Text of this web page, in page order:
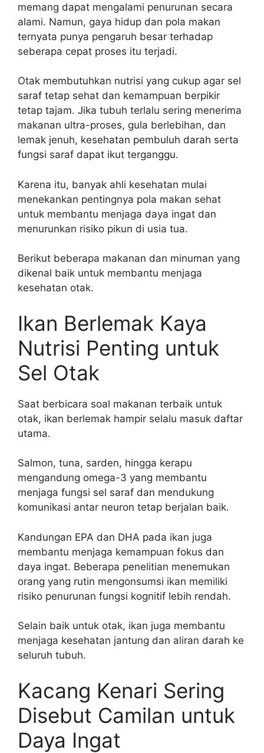
memang dapat mengalami penurunan secara
alami. Namun, gaya hidup dan pola makan
ternyata punya pengaruh besar terhadap
seberapa cepat proses itu terjadi.
Otak membutuhkan nutrisi yang cukup agar sel
saraf tetap sehat dan kemampuan berpikir
tetap tajam. Jika tubuh terlalu sering menerima
makanan ultra-proses, gula berlebihan, dan
lemak jenuh, kesehatan pembuluh darah serta
fungsi saraf dapat ikut terganggu.
Karena itu, banyak ahli kesehatan mulai
menekankan pentingnya pola makan sehat
untuk membantu menjaga daya ingat dan
menurunkan risiko pikun di usia tua.
Berikut beberapa makanan dan minuman yang
dikenal baik untuk membantu menjaga
kesehatan otak.
Ikan Berlemak Kaya
Nutrisi Penting untuk
Sel Otak
Saat berbicara soal makanan terbaik untuk
otak, ikan berlemak hampir selalu masuk daftar
utama.
Salmon, tuna, sarden, hingga kerapu
mengandung omega-3 yang membantu
menjaga fungsi sel saraf dan mendukung
komunikasi antar neuron tetap berjalan baik.
Kandungan EPA dan DHA pada ikan juga
membantu menjaga kemampuan fokus dan
daya ingat. Beberapa penelitian menemukan
orang yang rutin mengonsumsi ikan memiliki
risiko penurunan fungsi kognitif lebih rendah.
Selain baik untuk otak, ikan juga membantu
menjaga kesehatan jantung dan aliran darah ke
seluruh tubuh.
Kacang Kenari Sering
Disebut Camilan untuk
Daya Ingat